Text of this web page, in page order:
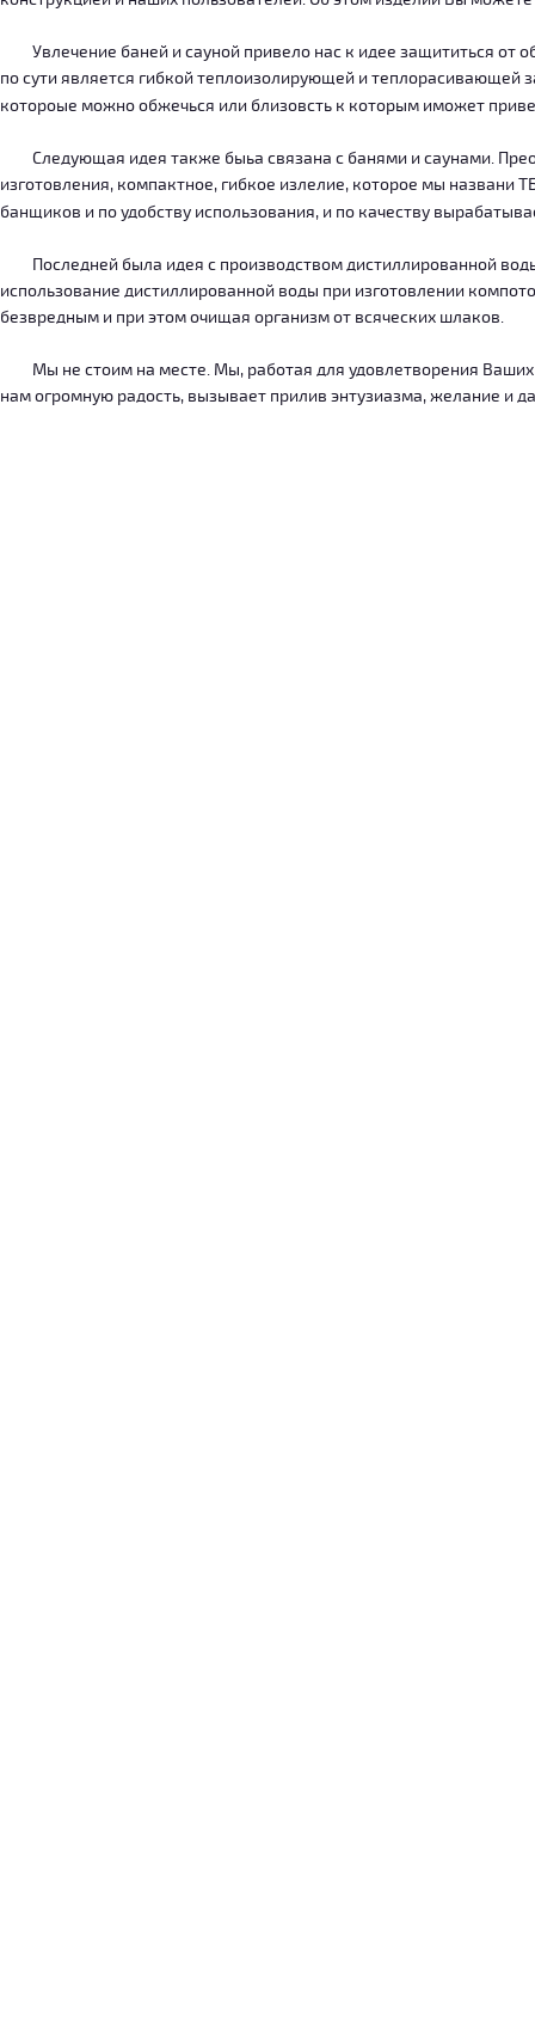
Увлечение баней и сауной привело нас к идее защититься от
по сути является гибкой теплоизолирующей и теплорасивающей
котороые можно обжечься или близовсть к которым иможет
Следующая идея также быьа связана с банями и саунами.
изготовления, компактное, гибкое излелие, которое мы
банщиков и по удобству использования, и по качеству
Последней была идея с производством дистиллированной
использование дистиллированной воды при изготовлении
безвредным и при этом очищая организм от всяческих шлаков.
Мы не стоим на месте. Мы, работая для удовлетворения Ваших
нам огромную радость, вызывает прилив энтузиазма, желание и